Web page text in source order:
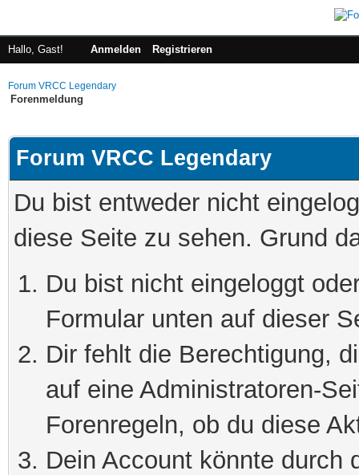
Hallo, Gast! Anmelden Registrieren
Forum VRCC Legendary
Forenmeldung
Forum VRCC Legendary
Du bist entweder nicht
diese Seite zu sehen. Grund
Du bist nicht eingeloggt
Formular unten auf dieser
Dir fehlt die Berechtigung,
auf eine Administratoren-
Forenregeln, ob du diese
Dein Account könnte durch